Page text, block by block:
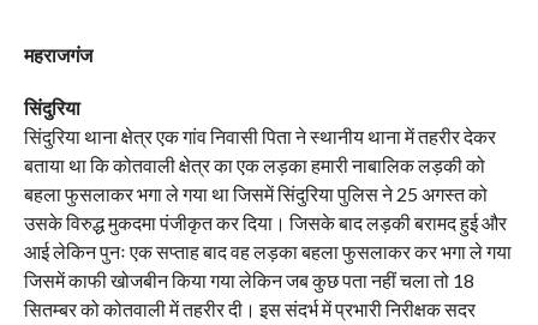
महराजगंज
सिंदुरिया
सिंदुरिया थाना क्षेत्र एक गांव निवासी पिता ने स्थानीय थाना में तहरीर देकर
बताया था कि कोतवाली क्षेत्र का एक लड़का हमारी नाबालिक लड़की को
बहला फुसलाकर भगा ले गया था जिसमें सिंदुरिया पुलिस ने 25 अगस्त को
उसके विरुद्ध मुकदमा पंजीकृत कर दिया। जिसके बाद लड़की बरामद हुई और
आई लेकिन पुनः एक सप्ताह बाद वह लड़का बहला फुसलाकर कर भगा ले गया
जिसमें काफी खोजबीन किया गया लेकिन जब कुछ पता नहीं चला तो 18
सितम्बर को कोतवाली में तहरीर दी। इस संदर्भ में प्रभारी निरीक्षक सदर